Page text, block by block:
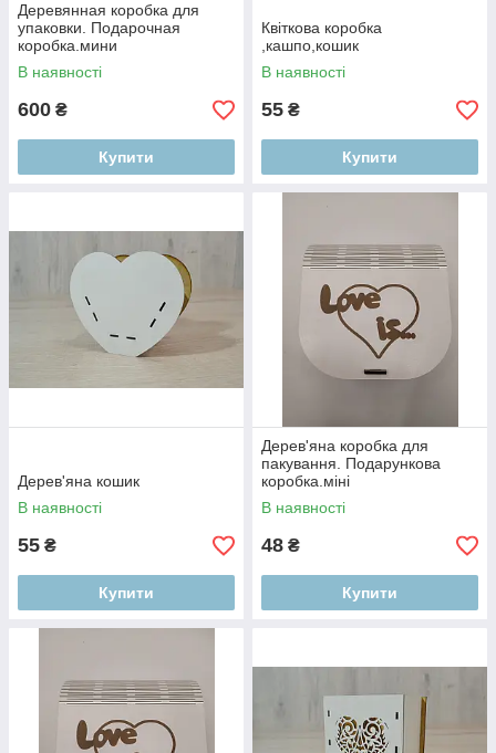
Деревянная коробка для
упаковки. Подарочная
коробка.мини
В наявності
600 ₴
Купити
Квіткова коробка
,кашпо,кошик
В наявності
55 ₴
Купити
Дерев'яна кошик
В наявності
55 ₴
Купити
Дерев'яна коробка для
пакування. Подарункова
коробка.міні
В наявності
48 ₴
Купити